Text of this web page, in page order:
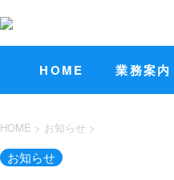
HOME 業務案内
HOME > お知らせ >
お知らせ